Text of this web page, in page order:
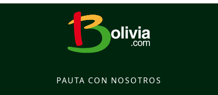
PAUTA CON NOSOTROS